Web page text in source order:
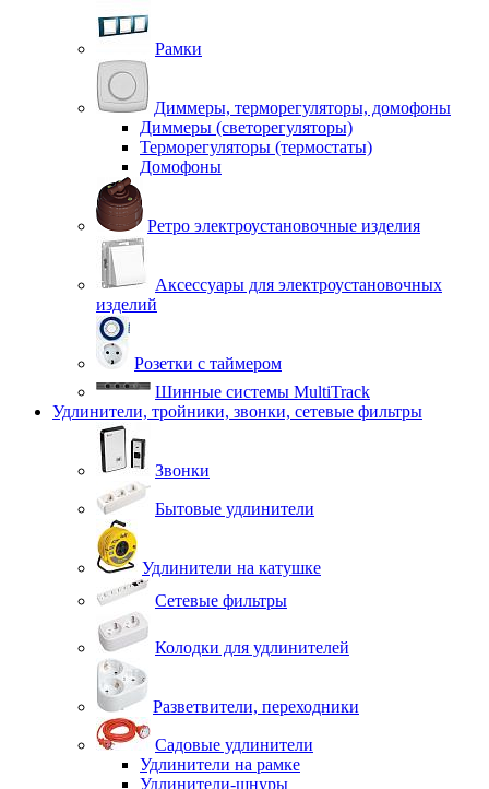
Рамки
Диммеры, терморегуляторы, домофоны
Диммеры (светорегуляторы)
Терморегуляторы (термостаты)
Домофоны
Ретро электроустановочные изделия
Аксессуары для электроустановочных
изделий
Розетки с таймером
Шинные системы MultiTrack
Удлинители, тройники, звонки, сетевые фильтры
Звонки
Бытовые удлинители
Удлинители на катушке
Сетевые фильтры
Колодки для удлинителей
Разветвители, переходники
Садовые удлинители
Удлинители на рамке
Удлинители-шнуры